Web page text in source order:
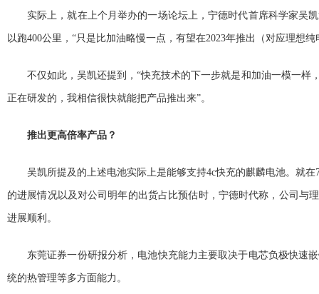
实际上，就在上个月举办的一场论坛上，宁德时代首席科学家吴
以跑400公里，“只是比加油略慢一点，有望在2023年推出（对应理想纯
不仅如此，吴凯还提到，“快充技术的下一步就是和加油一模一样
正在研发的，我相信很快就能把产品推出来”。
推出更高倍率产品？
吴凯所提及的上述电池实际上是能够支持4c快充的麒麟电池。就
的进展情况以及对公司明年的出货占比预估时，宁德时代称，公司与
进展顺利。
东莞证券一份研报分析，电池快充能力主要取决于电芯负极快速
统的热管理等多方面能力。